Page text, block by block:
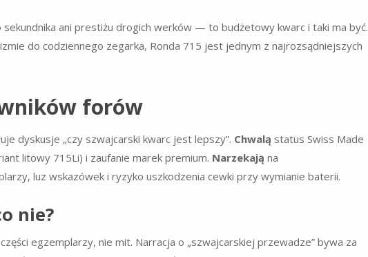
sekundnika ani prestiżu drogich werków — to budżetowy kwarc i taki ma być.
do codziennego zegarka, Ronda 715 jest jednym z najrozsądniejszych
forów
dyskusje „czy szwajcarski kwarc jest lepszy”. Chwalą status Swiss Made
litowy 715Li) i zaufanie marek premium. Narzekają na
luz wskazówek i ryzyko uszkodzenia cewki przy wymianie baterii.
nie?
egzemplarzy, nie mit. Narracja o „szwajcarskiej przewadze” bywa za